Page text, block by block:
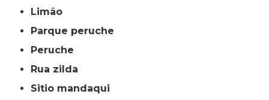
limão
parque peruche
peruche
rua zilda
sitio mandaqui